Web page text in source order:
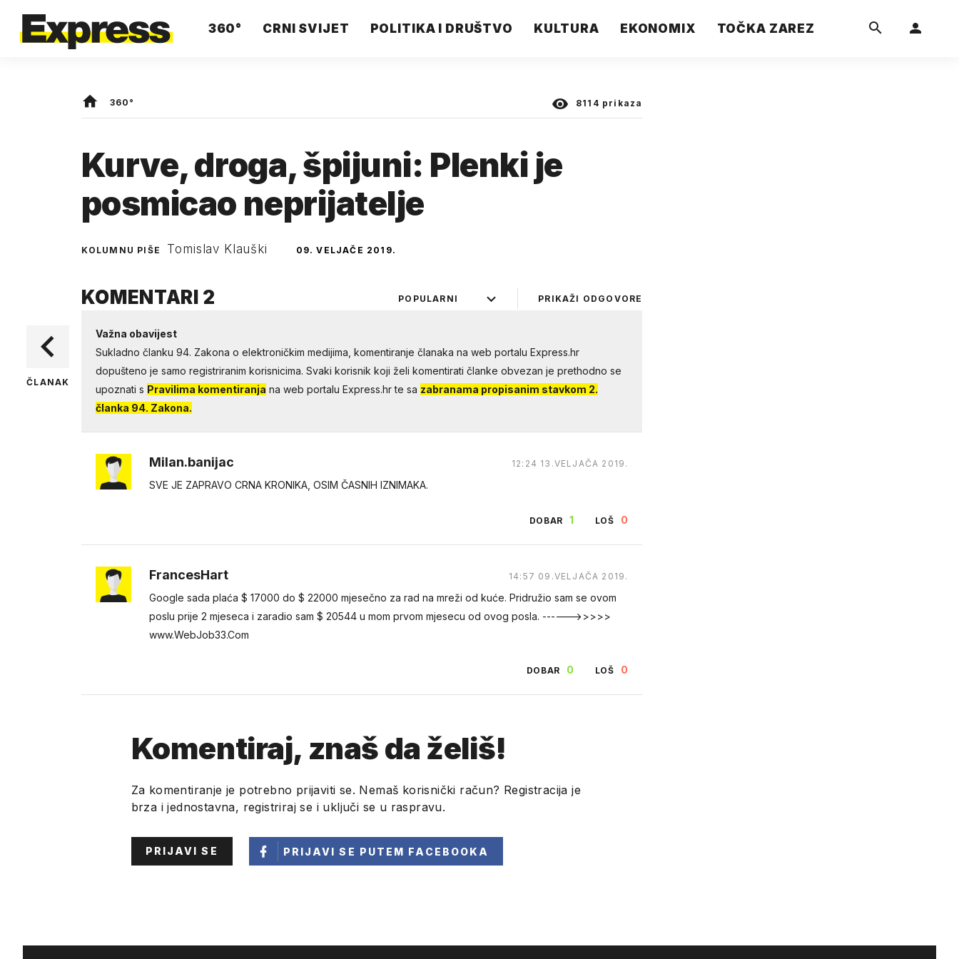
360° CRNI SVIJET POLITIKA I DRUŠTVO KULTURA EKONOMIX TOČKA ZAREZ
360° 8114 prikaza
Kurve, droga, špijuni: Plenki je
posmicao neprijatelje
KOLUMNU PIŠE Tomislav Klauški 09. VELJAČE 2019.
ČLANAK
KOMENTARI 2 PRIKAŽI ODGOVORE
POPULARNI
Važna obavijest
Sukladno članku 94. Zakona o elektroničkim medijima, komentiranje članaka na web portalu Express.hr
dopušteno je samo registriranim korisnicima. Svaki korisnik koji želi komentirati članke obvezan je prethodno se
upoznati s Pravilima komentiranja na web portalu Express.hr te sa zabranama propisanim stavkom 2.
članka 94. Zakona.
Milan.banijac 12:24 13.VELJAČA 2019.
SVE JE ZAPRAVO CRNA KRONIKA, OSIM ČASNIH IZNIMAKA.
DOBAR 1 LOŠ 0
FrancesHart 14:57 09.VELJAČA 2019.
Google sada plaća $ 17000 do $ 22000 mjesečno za rad na mreži od kuće. Pridružio sam se ovom
poslu prije 2 mjeseca i zaradio sam $ 20544 u mom prvom mjesecu od ovog posla. ------>>>>>
www.WebJob33.Com
DOBAR 0 LOŠ 0
Komentiraj, znaš da želiš!
Za komentiranje je potrebno prijaviti se. Nemaš korisnički račun? Registracija je
brza i jednostavna, registriraj se i uključi se u raspravu.
PRIJAVI SE PRIJAVI SE PUTEM FACEBOOKA